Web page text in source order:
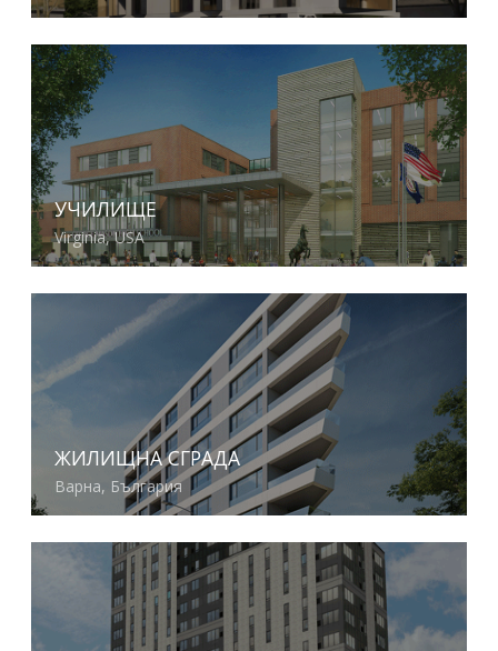
Виж повече
УЧИЛИЩЕ
Virginia, USA
ЖИЛИЩНА СГРАДА
Варна, България
Виж повече